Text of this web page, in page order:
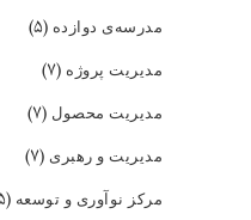
مدرسه‌ی دوازده (۵)
مدیریت پروژه (۷)
مدیریت محصول (۷)
مدیریت و رهبری (۷)
مرکز نوآوری و توسعه (۱۵)